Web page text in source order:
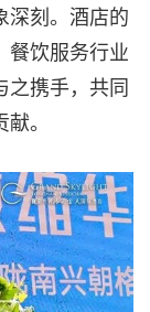
深刻。酒店的
餐饮服务行业
之携手，共同
。